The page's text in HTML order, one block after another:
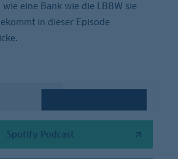
wie eine Bank wie die LBBW sie
in dieser Episode
Spotify Podcast